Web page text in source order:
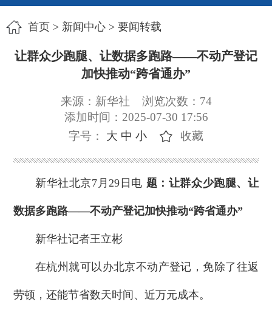
首页> 新闻中心> 要闻转载
让群众少跑腿、让数据多跑路——不动产登记
加快推动“跨省通办”
来源：新华社 浏览次数： 74
添加时间：2025-07-30 17:56
字号： 大 中 小 收藏
新华社北京7月29日电 题：让群众少跑腿、让
数据多跑路——不动产登记加快推动“跨省通办”
新华社记者王立彬
在杭州就可以办北京不动产登记，免除了往返
劳顿，还能节省数天时间、近万元成本。